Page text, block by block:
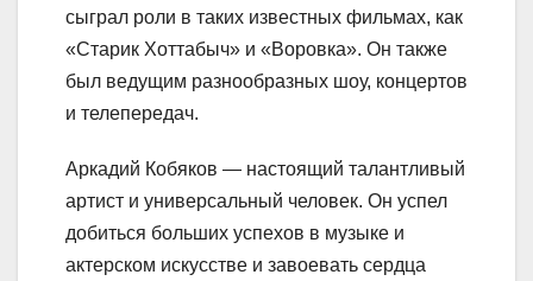
сыграл роли в таких известных фильмах, как
«Старик Хоттабыч» и «Воровка». Он также
был ведущим разнообразных шоу, концертов
и телепередач.
Аркадий Кобяков — настоящий талантливый
артист и универсальный человек. Он успел
добиться больших успехов в музыке и
актерском искусстве и завоевать сердца